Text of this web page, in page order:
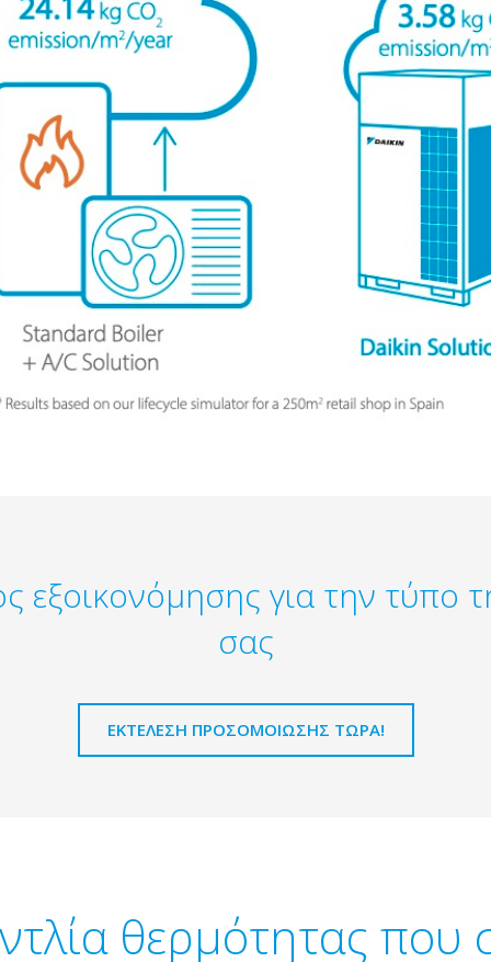
εξοικονόμησης για την τύπο
σας
ΕΚΤΈΛΕΣΗ ΠΡΟΣΟΜΟΊΩΣΗΣ ΤΏΡΑ!
θερμότητας που